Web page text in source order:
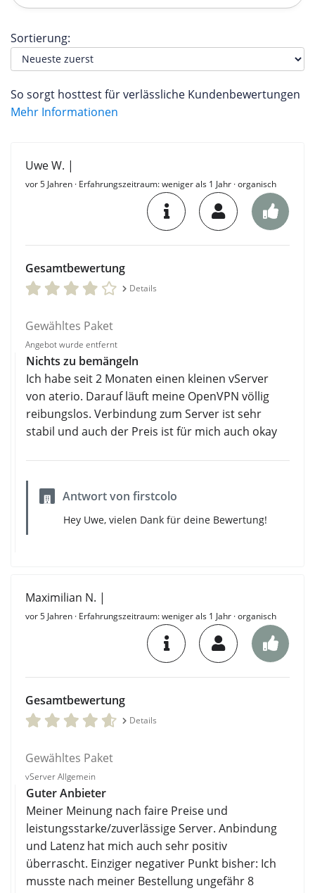
Sortierung:
So sorgt hosttest für verlässliche Kundenbewertungen
Mehr Informationen
Uwe W. |
vor 5 Jahren · Erfahrungszeitraum: weniger als 1 Jahr · organisch
Gesamtbewertung
Details
Gewähltes Paket
Angebot wurde entfernt
Nichts zu bemängeln
Ich habe seit 2 Monaten einen kleinen vServer
von aterio. Darauf läuft meine OpenVPN völlig
reibungslos. Verbindung zum Server ist sehr
stabil und auch der Preis ist für mich auch okay
Antwort von firstcolo
Hey Uwe, vielen Dank für deine Bewertung!
Maximilian N. |
vor 5 Jahren · Erfahrungszeitraum: weniger als 1 Jahr · organisch
Gesamtbewertung
Details
Gewähltes Paket
vServer Allgemein
Guter Anbieter
Meiner Meinung nach faire Preise und
leistungsstarke/zuverlässige Server. Anbindung
und Latenz hat mich auch sehr positiv
überrascht. Einziger negativer Punkt bisher: Ich
musste nach meiner Bestellung ungefähr 8